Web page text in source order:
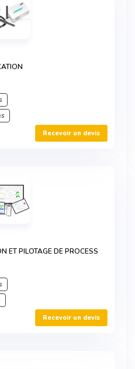
Recevoir un devis
ET PILOTAGE DE PROCESS
Recevoir un devis